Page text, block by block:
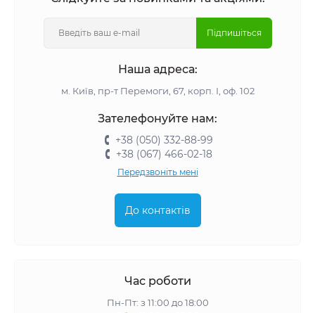
Підпишіться
Наша адреса:
м. Київ, пр-т Перемоги, 67, корп. І, оф. 102
Зателефонуйте нам:
+38 (050) 332-88-99
+38 (067) 466-02-18
Передзвоніть мені
До контактів
Час роботи
Пн-Пт: з 11:00 до 18:00